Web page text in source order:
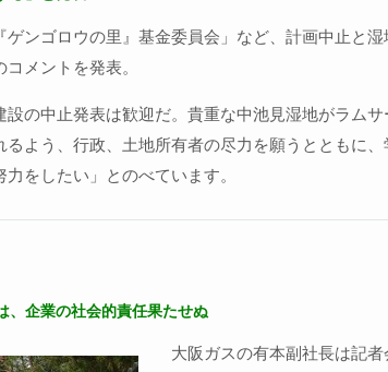
ゲンゴロウの里』基金委員会」など、計画中止と
メントを発表。
設の中止発表は歓迎だ。貴重な中池見湿地がラム
よう、行政、土地所有者の尽力を願うとともに
をしたい」とのべています。
、企業の社会的責任果たせぬ
大阪ガスの有本副社長は記